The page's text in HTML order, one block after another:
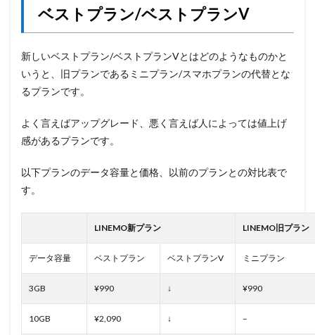
ベストプラン/ベストプランV
新しいベストプラン/ベストプランVとはどのようなものかと
いうと、旧プランであるミニプラン/スマホプランの代替とな
るプランです。
よく言えばアップグレード、悪く言えば人によっては値上げ
感があるプランです。
以下プランのデータ容量と価格、以前のプランとの対比表で
す。
LINEMO新プラン LINEMO旧プラン
データ容量 ベストプラン ベストプランV ミニプラン
3GB ¥990 ↓ ¥990
10GB ¥2,090 ↓ –